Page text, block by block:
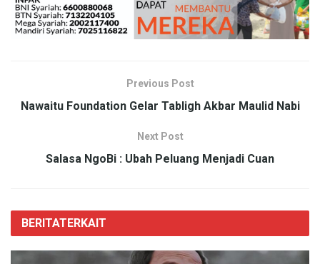
Previous Post
Nawaitu Foundation Gelar Tabligh Akbar Maulid Nabi
Next Post
Salasa NgoBi : Ubah Peluang Menjadi Cuan
BERITATERKAIT